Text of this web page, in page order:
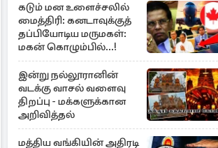
கடும் மன உளைச்சலில்
மைத்திரி: கனடாவுக்குத்
தப்பியோடிய மருமகள்:
மகன் கொழும்பில்...!
இன்று நல்லூரானின்
வடக்கு வாசல் வளைவு
திறப்பு - மக்களுக்கான
அறிவித்தல்
மத்திய வங்கியின் அதிரடி